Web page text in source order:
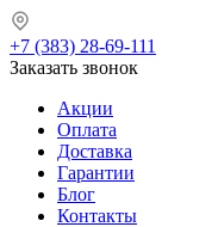
+7 (383) 28-69-111
Заказать звонок
Акции
Оплата
Доставка
Гарантии
Блог
Контакты